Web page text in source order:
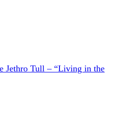
Jethro Tull – “Living in the